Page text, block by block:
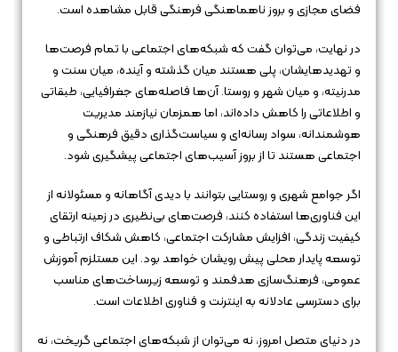
فضای مجازی و بروز ناهماهنگی فرهنگی قابل مشاهده است.
در نهایت، می‌توان گفت که شبکه‌های اجتماعی با تمام فرصت‌ها
و تهدیدهایشان، پلی هستند میان گذشته و آینده، میان سنت و
مدرنیته، و میان شهر و روستا. آن‌ها فاصله‌های جغرافیایی، طبقاتی
و اطلاعاتی را کاهش داده‌اند، اما همزمان نیازمند مدیریت
هوشمندانه، سواد رسانه‌ای و سیاست‌گذاری دقیق فرهنگی و
اجتماعی هستند تا از بروز آسیب‌های اجتماعی پیشگیری شود.
اگر جوامع شهری و روستایی بتوانند با دیدی آگاهانه و مسئولانه از
این فناوری‌ها استفاده کنند، فرصت‌های بی‌نظیری در زمینه ارتقای
کیفیت زندگی، افزایش مشارکت اجتماعی، کاهش شکاف ارتباطی و
توسعه پایدار محلی پیش رویشان خواهد بود. این مستلزم آموزش
عمومی، فرهنگ‌سازی هدفمند و توسعه زیرساخت‌های مناسب
برای دسترسی عادلانه به اینترنت و فناوری اطلاعات است.
در دنیای متصل امروز، نه می‌توان از شبکه‌های اجتماعی گریخت، نه